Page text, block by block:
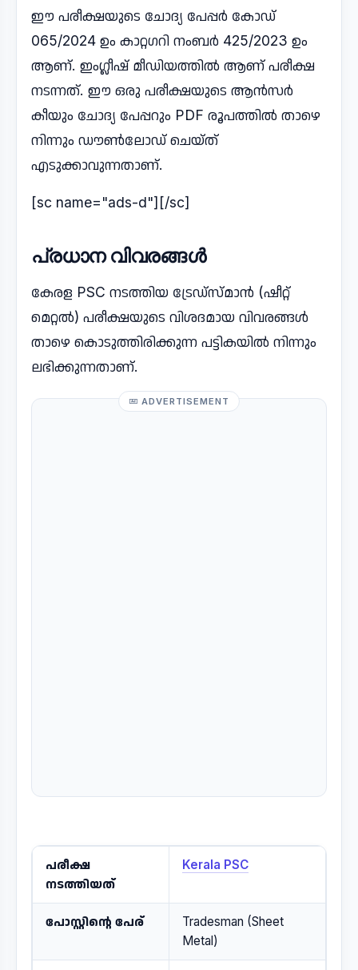
ഈ പരീക്ഷയുടെ ചോദ്യ പേപ്പർ കോഡ്
065/2024 ഉം കാറ്റഗറി നംബർ 425/2023 ഉം
ആണ്. ഇംഗ്ലീഷ് മീഡിയത്തിൽ ആണ് പരീക്ഷ
നടന്നത്. ഈ ഒരു പരീക്ഷയുടെ ആൻസർ
കീയും ചോദ്യ പേപ്പറും PDF രൂപത്തിൽ താഴെ
നിന്നും ഡൗൺലോഡ് ചെയ്ത്
എടുക്കാവുന്നതാണ്.
[sc name="ads-d"][/sc]
പ്രധാന വിവരങ്ങൾ
കേരള PSC നടത്തിയ ട്രേഡ്സ്മാൻ (ഷീറ്റ്
മെറ്റൽ) പരീക്ഷയുടെ വിശദമായ വിവരങ്ങൾ
താഴെ കൊടുത്തിരിക്കുന്ന പട്ടികയിൽ നിന്നും
ലഭിക്കുന്നതാണ്.
ADVERTISEMENT
പരീക്ഷ
നടത്തിയത്
Kerala PSC
പോസ്റ്റിന്റെ പേര്
Tradesman (Sheet
Metal)